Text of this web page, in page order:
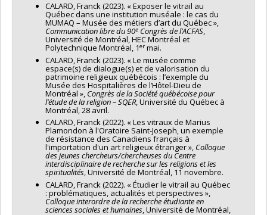
CALARD, Franck (2023). « Exposer le vitrail au
Québec dans une institution muséale : le cas du
MUMAQ – Musée des métiers d’art du Québec »,
Communication libre du 90e Congrès de l’ACFAS,
Université de Montréal, HEC Montréal et
Polytechnique Montréal, 1er mai.
CALARD, Franck (2023). « Le musée comme
espace(s) de dialogue(s) et de valorisation du
patrimoine religieux québécois : l’exemple du
Musée des Hospitalières de l’Hôtel-Dieu de
Montréal », Congrès de la Société québécoise pour
l’étude de la religion – SQER, Université du Québec à
Montréal, 28 avril.
CALARD, Franck (2022). « Les vitraux de Marius
Plamondon à l'Oratoire Saint-Joseph, un exemple
de résistance des Canadiens français à
l'importation d'un art religieux étranger », Colloque
des jeunes chercheurs/chercheuses du Centre
interdisciplinaire de recherche sur les religions et les
spiritualités, Université de Montréal, 11 novembre.
CALARD, Franck (2022). « Étudier le vitrail au Québec
: problématiques, actualités et perspectives »,
Colloque interordre de la recherche étudiante en
sciences sociales et humaines, Université de Montréal,